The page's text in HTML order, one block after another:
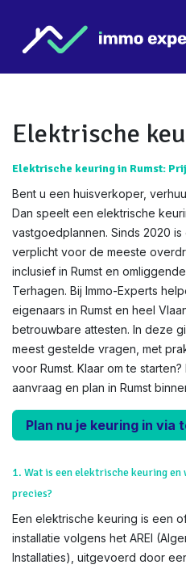
Elektrische
Elektrische keuring in Rumst:
Bent u een huisverkoper,
Dan speelt een elektrische
vastgoedplannen. Sinds 2020
verplicht voor de meeste
inclusief in Rumst en
Terhagen. Bij Immo-Experts
eigenaars in Rumst en heel
betrouwbare attesten. In deze
meest gestelde vragen, met
voor Rumst. Klaar om te
aanvraag en plan in Rumst
Plan nu je keuring in via
1. Wat is een elektrische keuring
precies?
Een elektrische keuring is een
installatie volgens het AREI
Installaties), uitgevoerd door